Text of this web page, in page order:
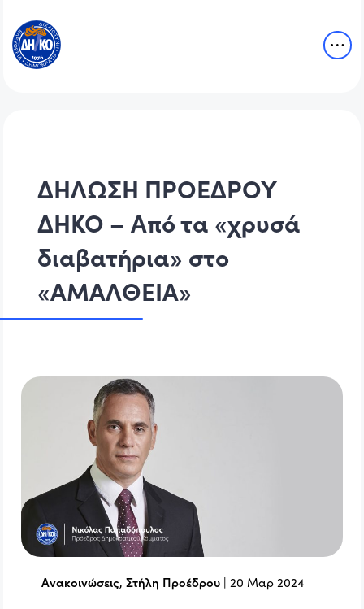
ΔΗΛΩΣΗ ΠΡΟΕΔΡΟΥ
ΔΗΚΟ – Από τα «χρυσά
διαβατήρια» στο
«ΑΜΑΛΘΕΙΑ»
Ανακοινώσεις,Στήλη Προέδρου |20 Μαρ 2024